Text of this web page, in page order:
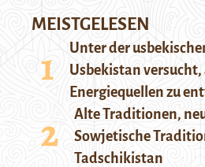
MEISTGELESEN
Unter der
Usbekistan
Energiequellen zu
Alte Traditionen,
Sowjetische
Tadschikistan